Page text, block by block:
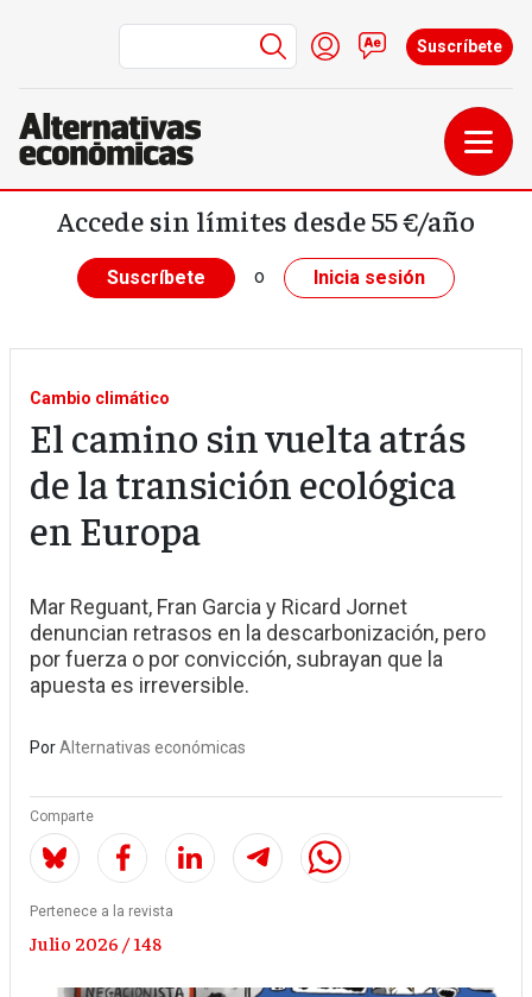
Pasar al contenido principal
Menú de cuenta de
Iniciar sesión
Contacto
Suscríbete
Accede sin límites desde 55 €/año
Suscríbete o Inicia sesión
Cambio climático
El camino sin vuelta atrás
de la transición ecológica
en Europa
Mar Reguant, Fran Garcia y Ricard Jornet
denuncian retrasos en la descarbonización, pero
por fuerza o por convicción, subrayan que la
apuesta es irreversible.
PorAlternativas económicas
Comparte
Pertenece a la revista
Julio 2026 / 148